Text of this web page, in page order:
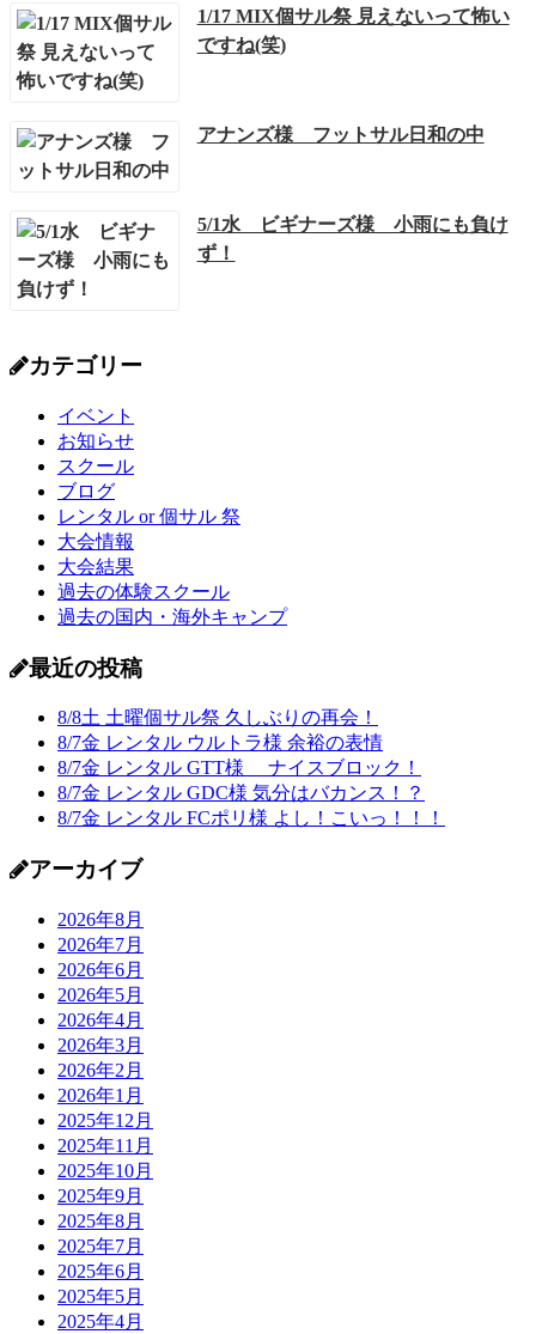
1/17 MIX個サル祭 見えないって怖い
ですね(笑)
アナンズ様 フットサル日和の中
5/1水 ビギナーズ様 小雨にも負け
ず！
カテゴリー
イベント
お知らせ
スクール
ブログ
レンタル or 個サル 祭
大会情報
大会結果
過去の体験スクール
過去の国内・海外キャンプ
最近の投稿
8/8土 土曜個サル祭 久しぶりの再会！
8/7金 レンタル ウルトラ様 余裕の表情
8/7金 レンタル GTT様 ナイスブロック！
8/7金 レンタル GDC様 気分はバカンス！？
8/7金 レンタル FCポリ様 よし！こいっ！！！
アーカイブ
2026年8月
2026年7月
2026年6月
2026年5月
2026年4月
2026年3月
2026年2月
2026年1月
2025年12月
2025年11月
2025年10月
2025年9月
2025年8月
2025年7月
2025年6月
2025年5月
2025年4月